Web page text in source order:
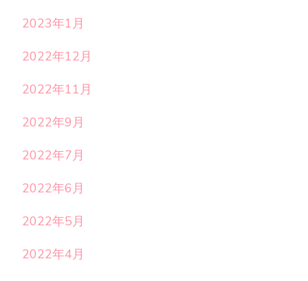
2023年1月
2022年12月
2022年11月
2022年9月
2022年7月
2022年6月
2022年5月
2022年4月